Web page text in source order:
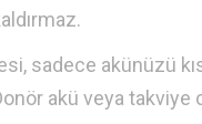
sadece akünüzü
akü veya takviye